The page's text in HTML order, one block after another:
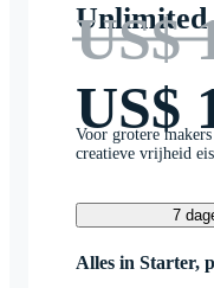
Unlimited
US$
US$
Voor grotere
creatieve vrijheid
7
Alles in Starter,